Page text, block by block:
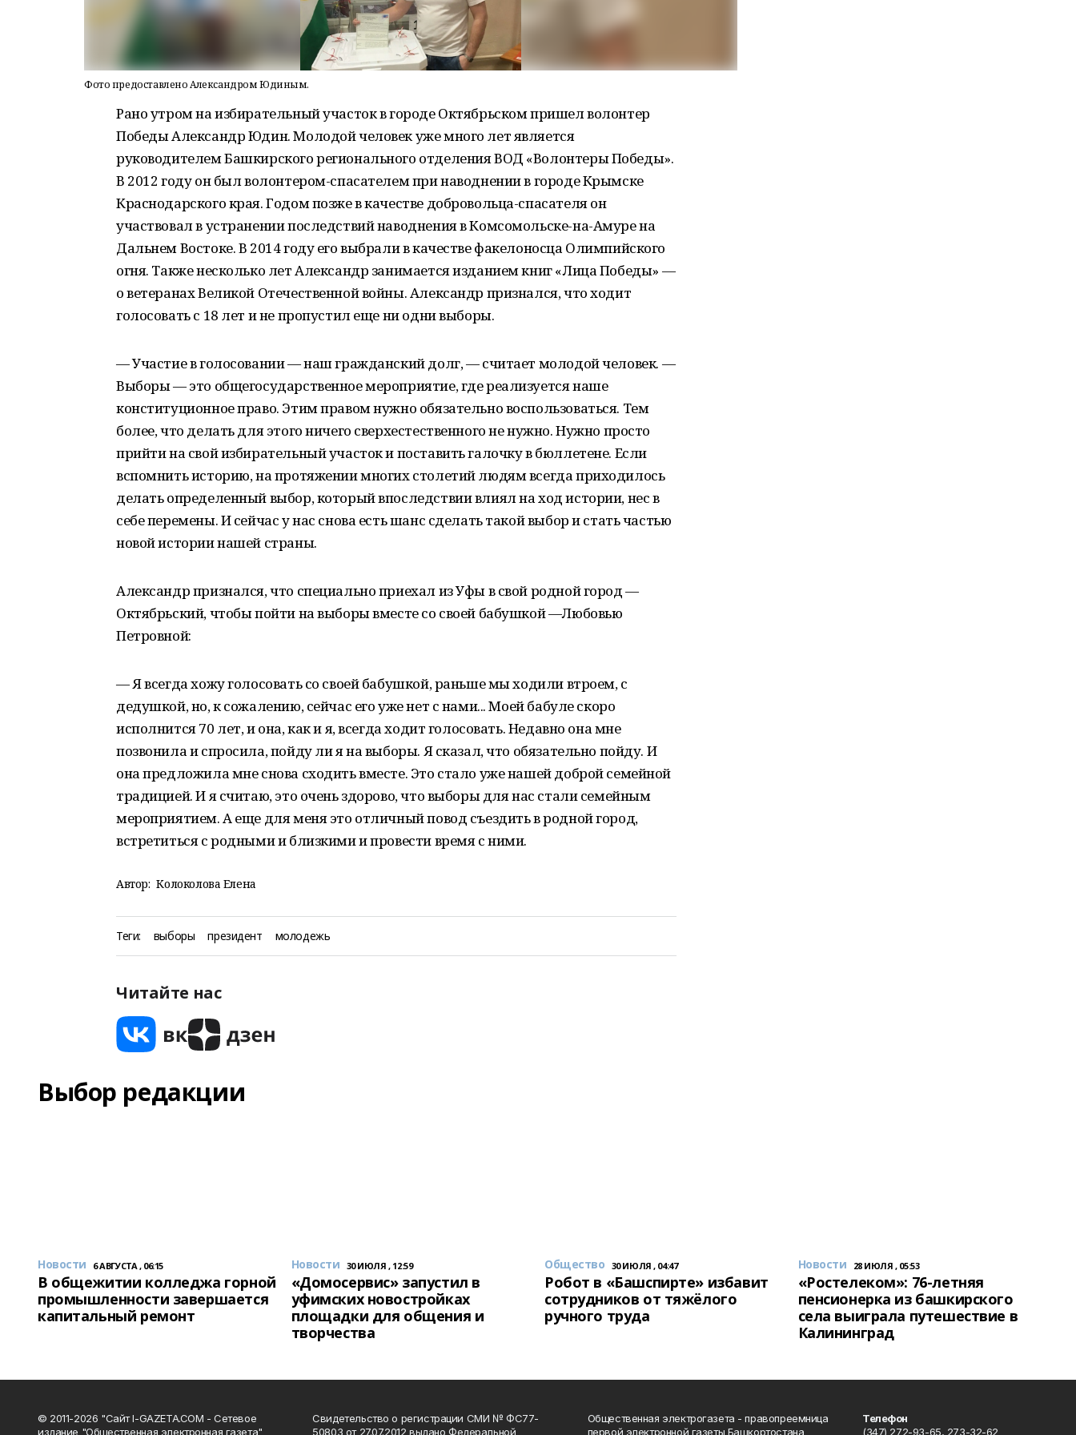
Фото предоставлено Александром Юдиным.
Рано утром на избирательный участок в городе Октябрьском пришел волонтер
Победы Александр Юдин. Молодой человек уже много лет является
руководителем Башкирского регионального отделения ВОД «Волонтеры Победы».
В 2012 году он был волонтером-спасателем при наводнении в городе Крымске
Краснодарского края. Годом позже в качестве добровольца-спасателя он
участвовал в устранении последствий наводнения в Комсомольске-на-Амуре на
Дальнем Востоке. В 2014 году его выбрали в качестве факелоносца Олимпийского
огня. Также несколько лет Александр занимается изданием книг «Лица Победы» —
о ветеранах Великой Отечественной войны. Александр признался, что ходит
голосовать с 18 лет и не пропустил еще ни одни выборы.
— Участие в голосовании — наш гражданский долг, — считает молодой человек. —
Выборы — это общегосударственное мероприятие, где реализуется наше
конституционное право. Этим правом нужно обязательно воспользоваться. Тем
более, что делать для этого ничего сверхестественного не нужно. Нужно просто
прийти на свой избирательный участок и поставить галочку в бюллетене. Если
вспомнить историю, на протяжении многих столетий людям всегда приходилось
делать определенный выбор, который впоследствии влиял на ход истории, нес в
себе перемены. И сейчас у нас снова есть шанс сделать такой выбор и стать частью
новой истории нашей страны.
Александр признался, что специально приехал из Уфы в свой родной город —
Октябрьский, чтобы пойти на выборы вместе со своей бабушкой —Любовью
Петровной:
— Я всегда хожу голосовать со своей бабушкой, раньше мы ходили втроем, с
дедушкой, но, к сожалению, сейчас его уже нет с нами... Моей бабуле скоро
исполнится 70 лет, и она, как и я, всегда ходит голосовать. Недавно она мне
позвонила и спросила, пойду ли я на выборы. Я сказал, что обязательно пойду. И
она предложила мне снова сходить вместе. Это стало уже нашей доброй семейной
традицией. И я считаю, это очень здорово, что выборы для нас стали семейным
мероприятием. А еще для меня это отличный повод съездить в родной город,
встретиться с родными и близкими и провести время с ними.
Автор: Колоколова Елена
Теги: выборы президент молодежь
Читайте нас
Выбор редакции
Новости 6 АВГУСТА , 06:15
В общежитии колледжа горной
промышленности завершается
капитальный ремонт
Новости 30 ИЮЛЯ , 12:59
«Домосервис» запустил в
уфимских новостройках
площадки для общения и
творчества
Общество 30 ИЮЛЯ , 04:47
Робот в «Башспирте» избавит
сотрудников от тяжёлого
ручного труда
Новости 28 ИЮЛЯ , 05:53
«Ростелеком»: 76-летняя
пенсионерка из башкирского
села выиграла путешествие в
Калининград
© 2011-2026 "Сайт I-GAZETA.COM - Сетевое
издание "Общественная электронная газета"
Свидетельство о регистрации СМИ № ФС77-
50803 от 27.07.2012 выдано Федеральной
Общественная электрогазета - правопреемница
первой электронной газеты Башкортостана
Телефон
(347) 272-93-65, 273-32-62